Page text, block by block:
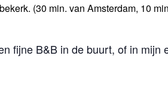
(30 min. van Amsterdam, 10
fijne B&B in de buurt, of in mijn